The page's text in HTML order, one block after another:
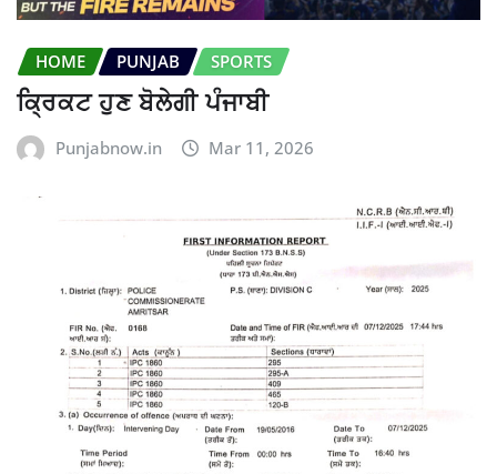
HOME PUNJAB SPORTS
ਕ੍ਰਿਕਟ ਹੁਣ ਬੋਲੇਗੀ ਪੰਜਾਬੀ
Punjabnow.in Mar 11, 2026